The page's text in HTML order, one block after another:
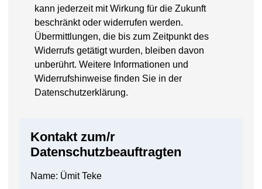
kann jederzeit mit Wirkung für die Zukunft
beschränkt oder widerrufen werden.
Übermittlungen, die bis zum Zeitpunkt des
Widerrufs getätigt wurden, bleiben davon
unberührt. Weitere Informationen und
Widerrufshinweise finden Sie in der
Datenschutzerklärung.
Kontakt zum/r
Datenschutzbeauftragten
Name: Ümit Teke